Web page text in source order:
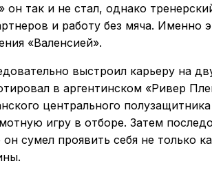
так и не стал, однако
и работу без мяча. Именно
«Валенсией».
выстроил карьеру на
в аргентинском «Ривер
центрального
игру в отборе. Затем
сумел проявить себя не только